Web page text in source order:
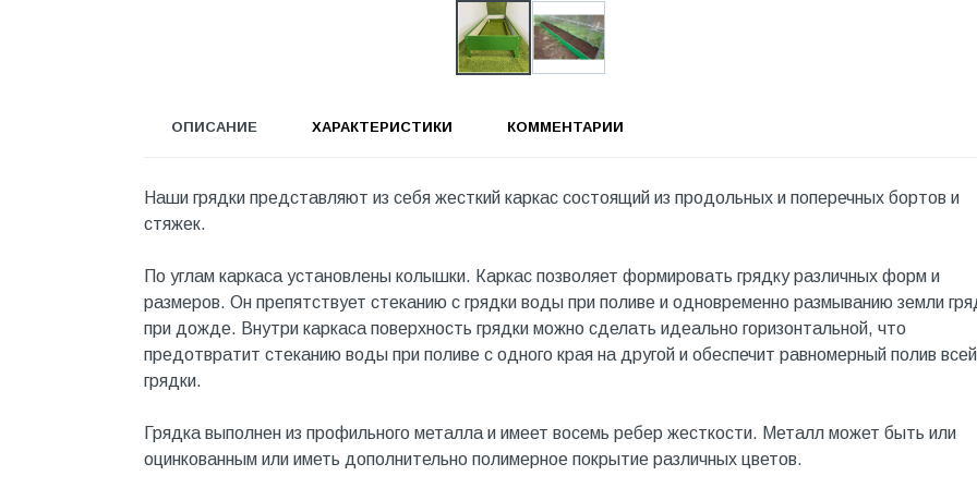
Канализация
Керамика и керамогранит
Клеи, герметики, пены
Клей монтажный
Коллекторы и шкафы
Косметика и уход
ОПИСАНИЕ ХАРАКТЕРИСТИКИ КОММЕНТАРИИ
Наши грядки представляют из себя жесткий каркас состоящий из продольных и поперечных бортов и
стяжек.
По углам каркаса установлены колышки. Каркас позволяет формировать грядку различных форм и
размеров. Он препятствует стеканию с грядки воды при поливе и одновременно размыванию земли
при дожде. Внутри каркаса поверхность грядки можно сделать идеально горизонтальной, что
предотвратит стеканию воды при поливе с одного края на другой и обеспечит равномерный полив всей
грядки.
Грядка выполнен из профильного металла и имеет восемь ребер жесткости. Металл может быть или
оцинкованным или иметь дополнительно полимерное покрытие различных цветов.